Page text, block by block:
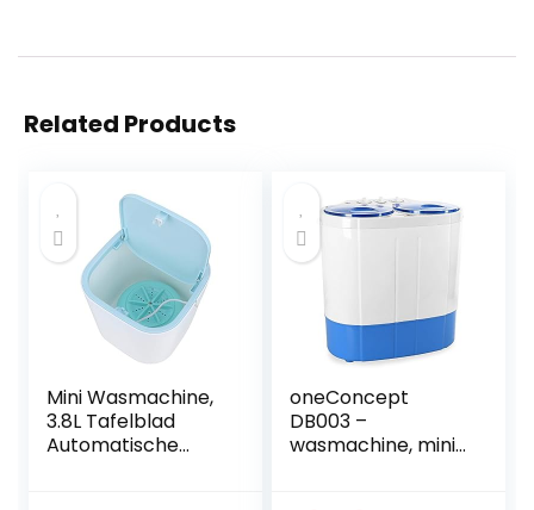
Related Products
Mini Wasmachine,
3.8L Tafelblad
Automatische
oneConcept
DB003 –
wasmachine, mini-